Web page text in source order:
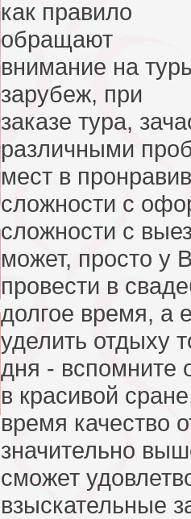
как правило
обращают
внимание на
зарубеж, при
заказе тура,
различными
мест в
сложности с
сложности с
может, просто у
провести в
долгое время, а
уделить отдыху
дня - вспомните
в красивой
время качество
значительно
сможет
взыскательные